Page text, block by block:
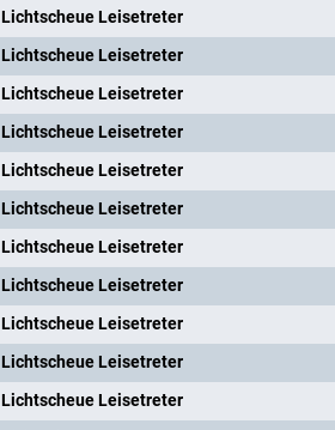
Lichtscheue Leisetreter
Lichtscheue Leisetreter
Lichtscheue Leisetreter
Lichtscheue Leisetreter
Lichtscheue Leisetreter
Lichtscheue Leisetreter
Lichtscheue Leisetreter
Lichtscheue Leisetreter
Lichtscheue Leisetreter
Lichtscheue Leisetreter
Lichtscheue Leisetreter